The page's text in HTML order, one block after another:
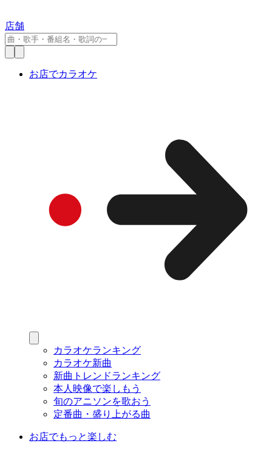
店舗
お店でカラオケ
カラオケランキング
カラオケ新曲
新曲トレンドランキング
本人映像で楽しもう
旬のアニソンを歌おう
定番曲・盛り上がる曲
お店でもっと楽しむ